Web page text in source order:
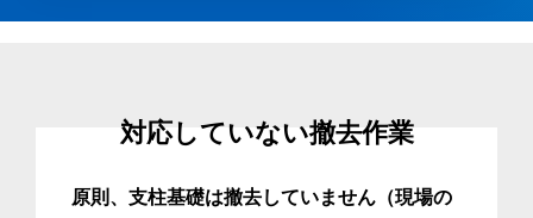
対応していない撤去作業
原則、支柱基礎は撤去していません（現場の